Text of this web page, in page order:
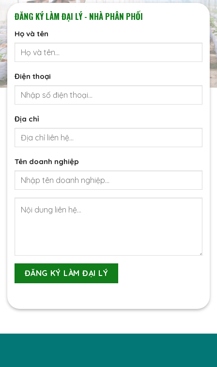
ĐĂNG KÝ LÀM ĐẠI LÝ - NHÀ PHÂN PHỐI
Họ và tên
Điện thoại
Địa chỉ
Tên doanh nghiệp